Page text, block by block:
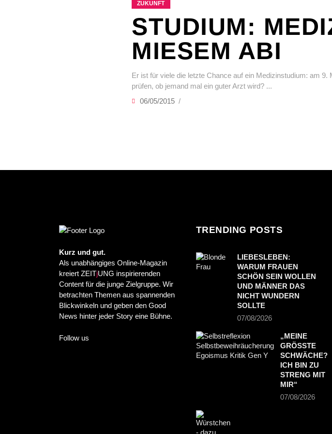
ZUKUNFT
STUDIUM:
MIESEM ABI
Er ist für viele die letzte Chance auf ein Medizinstudium: am
prüfen, ob jemand mal ein guter Arzt wird?
06/05/2015
Kurz und gut.
Als unabhängiges Online-Magazin
kreiert ZEITjUNG inspirierenden
Content für die junge Zielgruppe. Wir
betrachten Themen aus spannenden
Blickwinkeln und geben den Good
News hinter jeder Story eine Bühne.
Follow us
TRENDING POSTS
LIEBESLEBEN:
WARUM FRAUEN
SCHÖN SEIN WOLLEN
UND MÄNNER DAS
NICHT WUNDERN
SOLLTE
07/08/2026
„MEINE
GRÖSSTE S
CHWÄCHE? I
CH BIN ZU S
TRENG MIT M
IR“
07/08/2026